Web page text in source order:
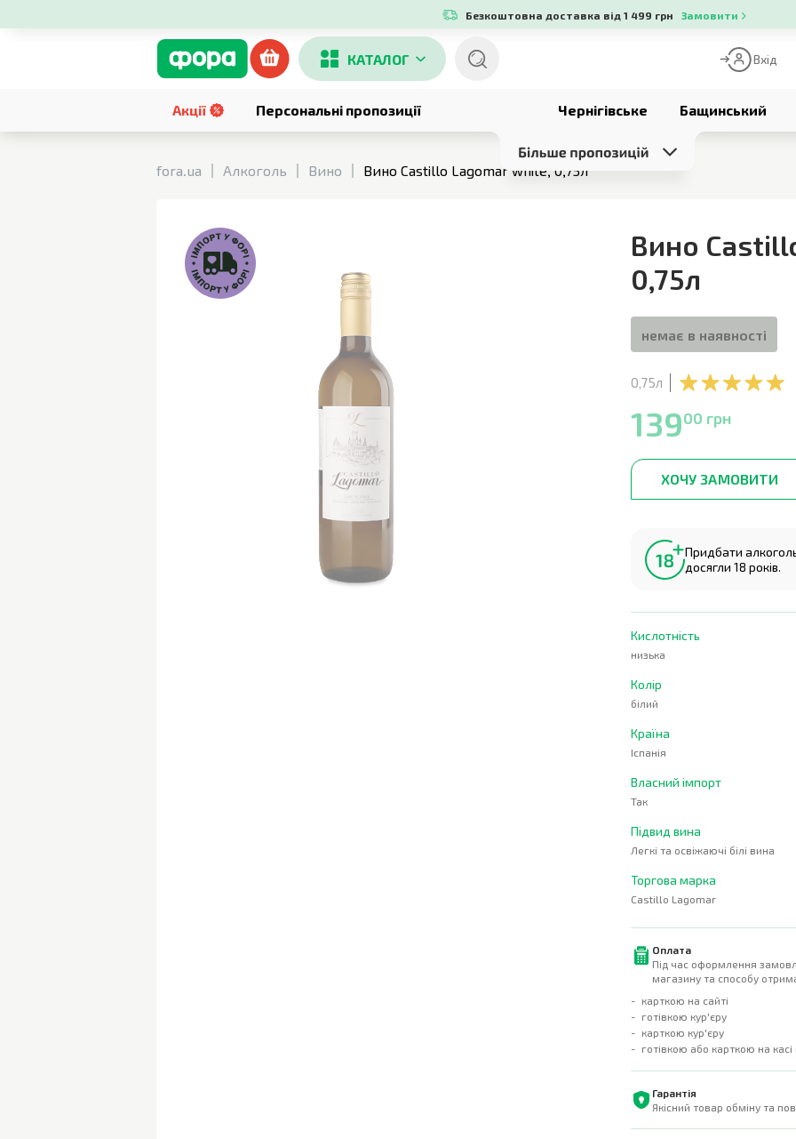
Безкоштовна доставка від 1 499 грн Замовити
КАТАЛОГ Вхід
Акції Персональні пропозиції Чернігівське Бащинський
fora.ua
Алкоголь Вино Вино Castillo Lagomar white, 0,75л
Вино
0,75л
немає в наявності
0,75л
13900 грн
ХОЧУ ЗАМОВИТИ
Придбати
досягли 18 років.
Кислотність
низька
Колір
білий
Країна
Іспанія
Власний імпорт
Так
Підвид вина
Легкі та освіжаючі білі вина
Торгова марка
Castillo Lagomar
Оплата
Під час оформлення
магазину та способу
карткою на сайті
готівкою кур'єру
карткою кур'єру
готівкою або карткою на
Гарантія
Якісний товар обміну та